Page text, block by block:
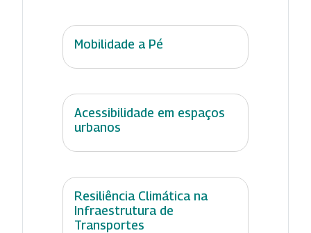
Mobilidade a Pé
Acessibilidade em espaços
urbanos
Resiliência Climática na
Infraestrutura de
Transportes